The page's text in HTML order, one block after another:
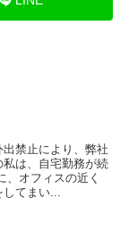
禁止により、弊社
は、自宅勤務が続
オフィスの近く
してまい...